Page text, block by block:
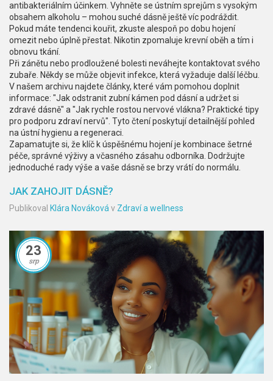
antibakteriálním účinkem. Vyhněte se ústním sprejům s vysokým
obsahem alkoholu – mohou suché dásně ještě víc podráždit.
Pokud máte tendenci kouřit, zkuste alespoň po dobu hojení
omezit nebo úplně přestat. Nikotin zpomaluje krevní oběh a tím i
obnovu tkání.
Při zánětu nebo prodloužené bolesti neváhejte kontaktovat svého
zubaře. Někdy se může objevit infekce, která vyžaduje další léčbu.
V našem archivu najdete články, které vám pomohou doplnit
informace: "Jak odstranit zubní kámen pod dásní a udržet si
zdravé dásně" a "Jak rychle rostou nervové vlákna? Praktické tipy
pro podporu zdraví nervů". Tyto čtení poskytují detailnější pohled
na ústní hygienu a regeneraci.
Zapamatujte si, že klíč k úspěšnému hojení je kombinace šetrné
péče, správné výživy a včasného zásahu odborníka. Dodržujte
jednoduché rady výše a vaše dásně se brzy vrátí do normálu.
JAK ZAHOJIT DÁSNĚ?
Publikoval Klára Nováková v Zdraví a wellness
23
srp